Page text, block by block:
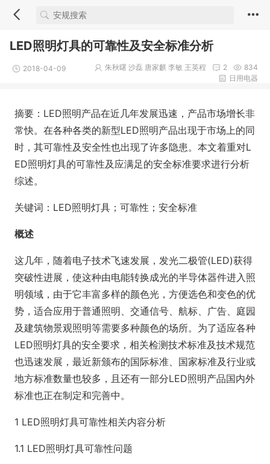
LED照明灯具的可靠性及安全标准分析
2018-04-09 834
2
朱秋曙 沙磊 唐家麒 李敏 王英程
日用电器
摘要：LED照明产品在近几年发展迅速，产品市场增长非
常快。在各种各类的新型LED照明产品出现于市场上的同
时，其可靠性及安全性也出现了许多隐患。本文着重对L
ED照明灯具的可靠性及应满足的安全标准要求进行分析
综述。
关键词：LED照明灯具；可靠性；安全标准
概述
这几年，随着电子技术飞速发展，发光二极管(LED)获得
突破性进展，使这种由电能转换成光的半导体器件进入照
明领域，由于它丰富多样的颜色光，方便选色和变色的优
势，适合应用于普通照明、交通信号、航标、广告、庭园
及建筑物景观照明等需要多种颜色的场所。为了适应各种
LED照明灯具的安全要求，相关检测技术标准及技术规范
也迅速发展，最近新颁布的国际标准、国家标准及行业或
地方标准数量也较多，且还有一部分LED照明产品国内外
标准也正在制定和完善中。
1 LED照明灯具可靠性相关内容分析
1.1 LED照明灯具可靠性问题